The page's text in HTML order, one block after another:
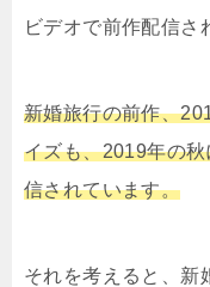
ビデオで前作配信さ
新婚旅行の前作、
イズも、2019年の
信されています。
それを考えると、新